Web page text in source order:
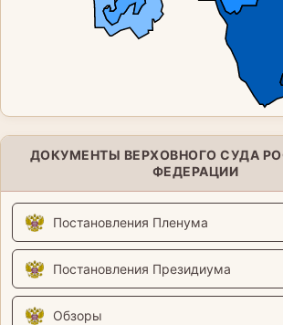
ДОКУМЕНТЫ ВЕРХОВНОГО СУДА
ФЕДЕРАЦИИ
Постановления Пленума
Постановления Президиума
Обзоры